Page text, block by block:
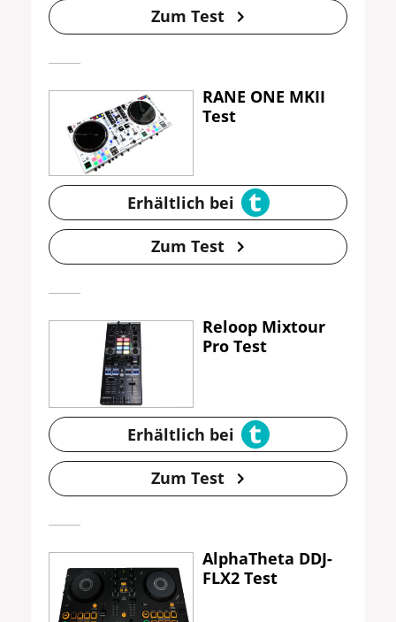
Zum Test
RANE ONE MKII
Test
Erhältlich bei
Zum Test
Reloop Mixtour
Pro Test
Erhältlich bei
Zum Test
AlphaTheta DDJ-
FLX2 Test